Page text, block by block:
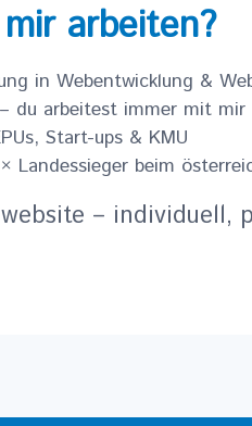
arbeiten?
in Webentwicklung &
du arbeitest immer mit mir
Start-ups & KMU
Landessieger beim
– individuell,